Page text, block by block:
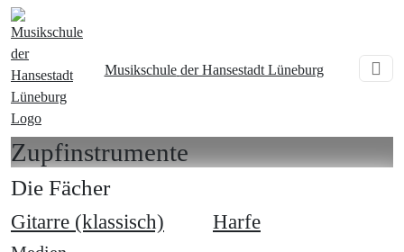
Musikschule der Hansestadt Lüneburg
Zupfinstrumente
Die Fächer
Gitarre (klassisch) Harfe